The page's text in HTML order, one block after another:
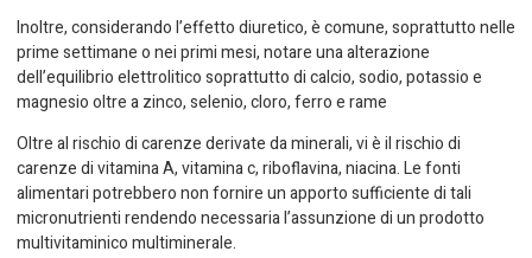
Inoltre, considerando l’effetto diuretico, è comune, soprattutto nelle
prime settimane o nei primi mesi, notare una alterazione
dell’equilibrio elettrolitico soprattutto di calcio, sodio, potassio e
magnesio oltre a zinco, selenio, cloro, ferro e rame
Oltre al rischio di carenze derivate da minerali, vi è il rischio di
carenze di vitamina A, vitamina c, riboflavina, niacina. Le fonti
alimentari potrebbero non fornire un apporto sufficiente di tali
micronutrienti rendendo necessaria l’assunzione di un prodotto
multivitaminico multiminerale.